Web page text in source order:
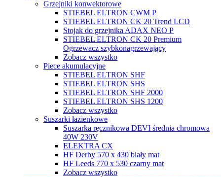
Grzejniki konwektorowe
STIEBEL ELTRON CWM P
STIEBEL ELTRON CK 20 Trend LCD
Stojak do grzejnika ADAX NEO P
STIEBEL ELTRON CK 20 Premium
Ogrzewacz szybkonagrzewający
Zobacz wszystko
Piece akumulacyjne
STIEBEL ELTRON SHF
STIEBEL ELTRON SHS
STIEBEL ELTRON SHF 2000
STIEBEL ELTRON SHS 1200
Zobacz wszystko
Suszarki łazienkowe
Suszarka ręcznikowa DEVI średnia chromowa
40W 230V
ELEKTRA CX
HF Derby 570 х 430 biały mat
HF Leeds 770 х 530 czarny mat
Zobacz wszystko